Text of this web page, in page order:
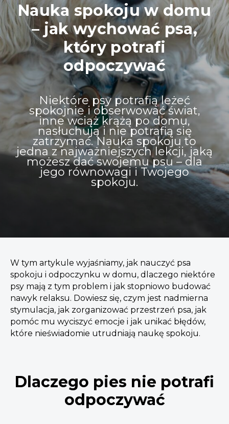
Nauka spokoju w domu
– jak wychować psa,
który potrafi
odpoczywać
Niektóre psy potrafią leżeć
spokojnie i obserwować świat,
inne wciąż krążą po domu,
nasłuchują i nie potrafią się
zatrzymać. Nauka spokoju to
jedna z najważniejszych lekcji, jaką
możesz dać swojemu psu – dla
jego równowagi i Twojego
spokoju.
W tym artykule wyjaśniamy, jak nauczyć psa
spokoju i odpoczynku w domu, dlaczego niektóre
psy mają z tym problem i jak stopniowo budować
nawyk relaksu. Dowiesz się, czym jest nadmierna
stymulacja, jak zorganizować przestrzeń psa, jak
pomóc mu wyciszyć emocje i jak unikać błędów,
które nieświadomie utrudniają naukę spokoju.
Dlaczego pies nie potrafi
odpoczywać